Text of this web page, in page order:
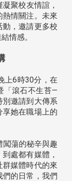
聚校友情誼，
情關注。未來
，邀請更多校
情感。
上6時30分，在
「滾石不生苔—
別邀請到大傳系
她在職場上的
蕩的秘辛與趣
處都有媒體，
媒體時代的來
的日常，我們